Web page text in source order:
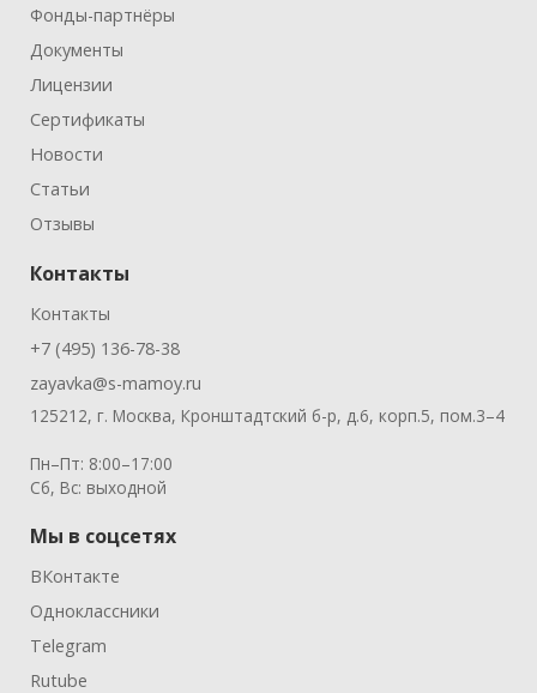
Фонды-партнёры
Документы
Лицензии
Сертификаты
Новости
Статьи
Отзывы
Контакты
Контакты
+7 (495) 136-78-38
zayavka@s-mamoy.ru
125212, г. Москва, Кронштадтский б-р, д.6, корп.5, пом.3–4
Пн–Пт: 8:00–17:00
Сб, Вс: выходной
Мы в соцсетях
ВКонтакте
Одноклассники
Telegram
Rutube